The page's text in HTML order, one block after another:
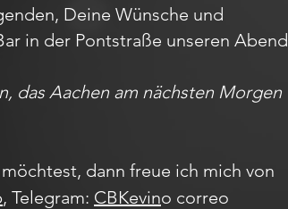
Deine Wünsche und
in der Pontstraße unseren Abend
das Aachen am nächsten Morgen
dann freue ich mich von
, Telegram: CBKevino correo